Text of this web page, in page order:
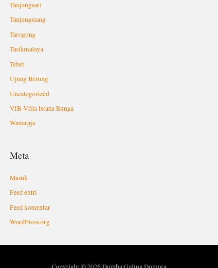
Tanjungsari
Tanjungsiang
Tarogong
Tasikmalaya
Tebet
Ujung Berung
Uncategorized
VIB-Villa Istana Bunga
Wanaraja
Meta
Masuk
Feed entri
Feed komentar
WordPress.org